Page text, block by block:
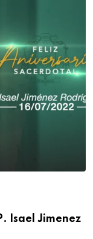
Isael Jimenez